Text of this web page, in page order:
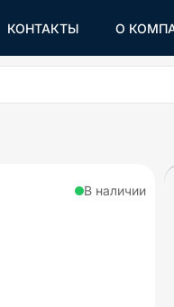
КОНТАКТЫ О
В наличии